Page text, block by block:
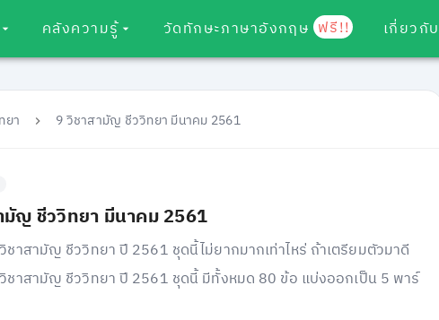
คลังความรู้ วัดทักษะภาษาอังกฤษ ฟรี!! เกี่ยวกั
ยา 9 วิชาสามัญ ชีววิทยา มีนาคม 2561
มัญ ชีววิทยา มีนาคม 2561
าสามัญ ชีววิทยา ปี 2561 ชุดนี้ไม่ยากมากเท่าไหร่ ถ้าเตรียมตัวมาดี
ชาสามัญ ชีววิทยา ปี 2561 ชุดนี้ มีทั้งหมด 80 ข้อ แบ่งออกเป็น 5 พาร์